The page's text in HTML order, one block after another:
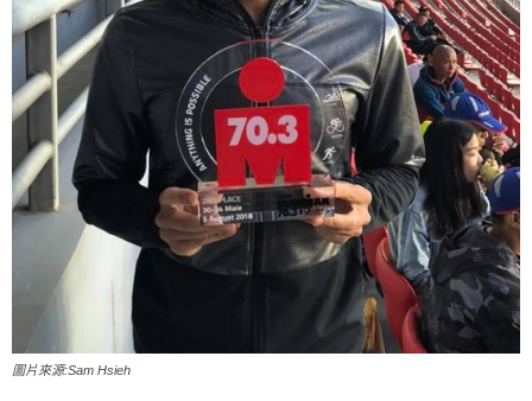
圖片來源:Sam Hsieh